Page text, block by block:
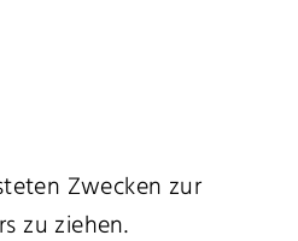
Zwecken zur
zu ziehen.